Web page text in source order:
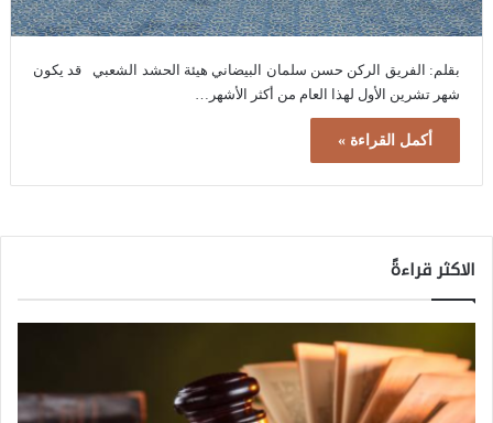
بقلم: الفريق الركن حسن سلمان البيضاني هيئة الحشد الشعبي قد يكون
شهر تشرين الأول لهذا العام من أكثر الأشهر…
أكمل القراءة »
الاكثر قراءةً